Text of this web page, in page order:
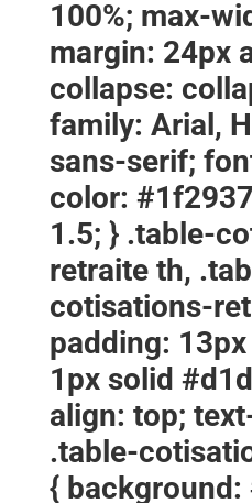
100%; max-
margin: 24px
collapse:
family: Arial,
sans-serif;
color:
1.5; } .table-
retraite th,
cotisations-
padding:
1px solid
align: top;
.table-
{